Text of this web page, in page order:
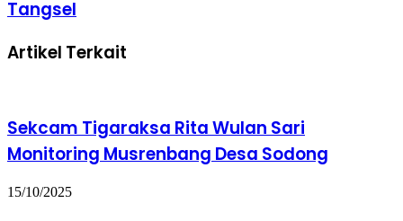
Tangsel
Artikel Terkait
Sekcam Tigaraksa Rita Wulan Sari
Monitoring Musrenbang Desa Sodong
15/10/2025